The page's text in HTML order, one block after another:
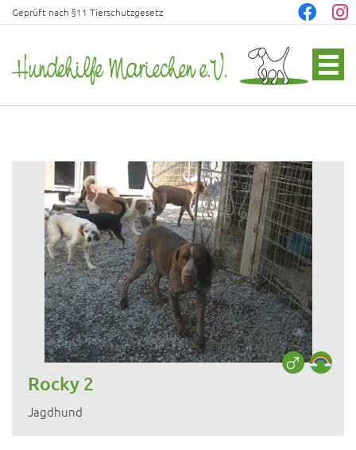
Geprüft nach §11 Tierschutzgesetz
Rocky 2
Jagdhund